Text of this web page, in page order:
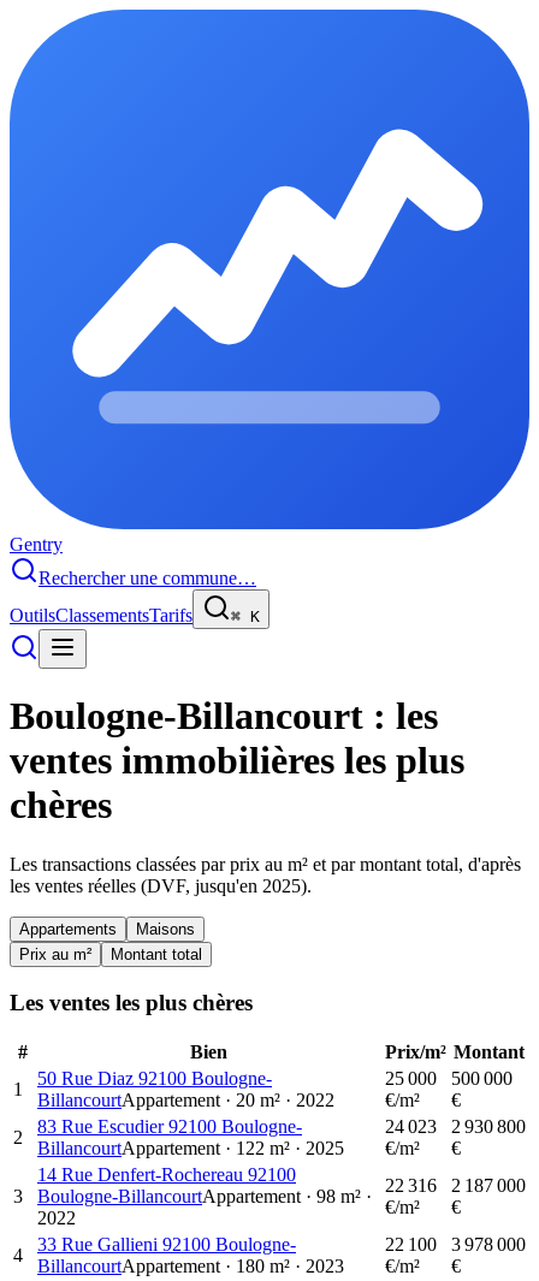
Gentry
Rechercher une commune…
OutilsClassementsTarifs ⌘ K
Boulogne-Billancourt : les
ventes immobilières les plus
chères
Les transactions classées par prix au m² et par montant total, d'après
les ventes réelles (DVF, jusqu'en 2025).
Appartements
Maisons
Prix au m²
Montant total
Les ventes les plus chères
# Bien Prix/m² Montant
1
50 Rue Diaz 92100 Boulogne-
BillancourtAppartement · 20 m² · 2022
25 000
€/m²
500 000
€
2
83 Rue Escudier 92100 Boulogne-
BillancourtAppartement · 122 m² · 2025
24 023
€/m²
2 930 800
€
3
14 Rue Denfert-Rochereau 92100
Boulogne-BillancourtAppartement · 98 m² ·
2022
22 316
€/m²
2 187 000
€
4
33 Rue Gallieni 92100 Boulogne-
BillancourtAppartement · 180 m² · 2023
22 100
€/m²
3 978 000
€